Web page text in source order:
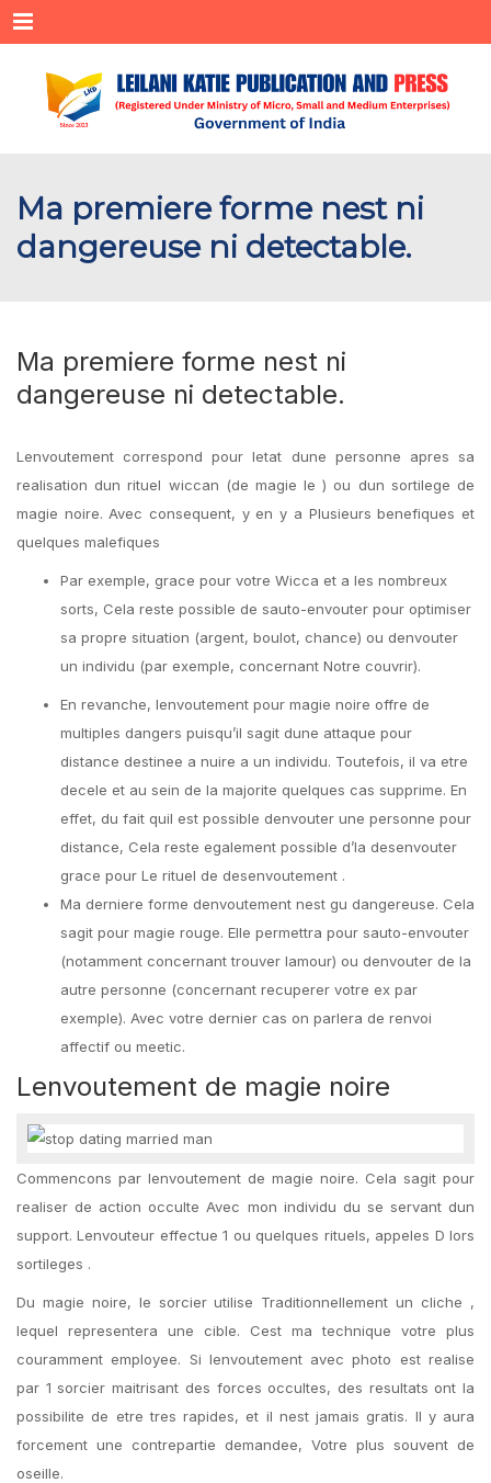
Menu
Ma premiere forme nest ni
dangereuse ni detectable.
Ma premiere forme nest ni
dangereuse ni detectable.
Lenvoutement correspond pour letat dune personne apres sa
realisation dun rituel wiccan (de magie le ) ou dun sortilege de
magie noire. Avec consequent, y en y a Plusieurs benefiques et
quelques malefiques
Par exemple, grace pour votre Wicca et a les nombreux
sorts, Cela reste possible de sauto-envouter pour optimiser
sa propre situation (argent, boulot, chance) ou denvouter
un individu (par exemple, concernant Notre couvrir).
En revanche, lenvoutement pour magie noire offre de
multiples dangers puisqu’il sagit dune attaque pour
distance destinee a nuire a un individu. Toutefois, il va etre
decele et au sein de la majorite quelques cas supprime. En
effet, du fait quil est possible denvouter une personne pour
distance, Cela reste egalement possible d’la desenvouter
grace pour Le rituel de desenvoutement .
Ma derniere forme denvoutement nest gu dangereuse. Cela
sagit pour magie rouge. Elle permettra pour sauto-envouter
(notamment concernant trouver lamour) ou denvouter de la
autre personne (concernant recuperer votre ex par
exemple). Avec votre dernier cas on parlera de renvoi
affectif ou meetic.
Lenvoutement de magie noire
Commencons par lenvoutement de magie noire. Cela sagit pour
realiser de action occulte Avec mon individu du se servant dun
support. Lenvouteur effectue 1 ou quelques rituels, appeles D lors
sortileges .
Du magie noire, le sorcier utilise Traditionnellement un cliche ,
lequel representera une cible. Cest ma technique votre plus
couramment employee. Si lenvoutement avec photo est realise
par 1 sorcier maitrisant des forces occultes, des resultats ont la
possibilite de etre tres rapides, et il nest jamais gratis. Il y aura
forcement une contrepartie demandee, Votre plus souvent de
oseille.